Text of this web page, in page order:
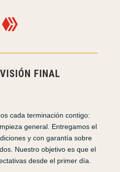

FINAL
cada terminación contigo:
general. Entregamos el
y con garantía sobre
Nuestro objetivo es que el
desde el primer día.